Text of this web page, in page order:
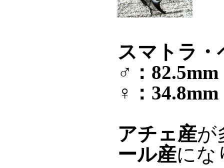
スマトラ
♂：
♀：34.8mm
アチェ産が
ール産にな